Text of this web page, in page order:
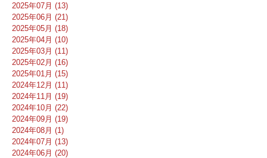
2025年07月 (13)
2025年06月 (21)
2025年05月 (18)
2025年04月 (10)
2025年03月 (11)
2025年02月 (16)
2025年01月 (15)
2024年12月 (11)
2024年11月 (19)
2024年10月 (22)
2024年09月 (19)
2024年08月 (1)
2024年07月 (13)
2024年06月 (20)